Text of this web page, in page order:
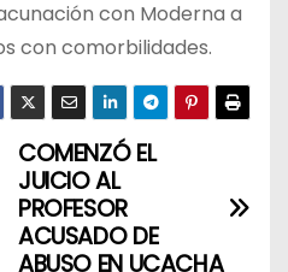
con Moderna a
con comorbilidades.
COMENZÓ EL
JUICIO AL
PROFESOR
ACUSADO DE
ABUSO EN UCACHA